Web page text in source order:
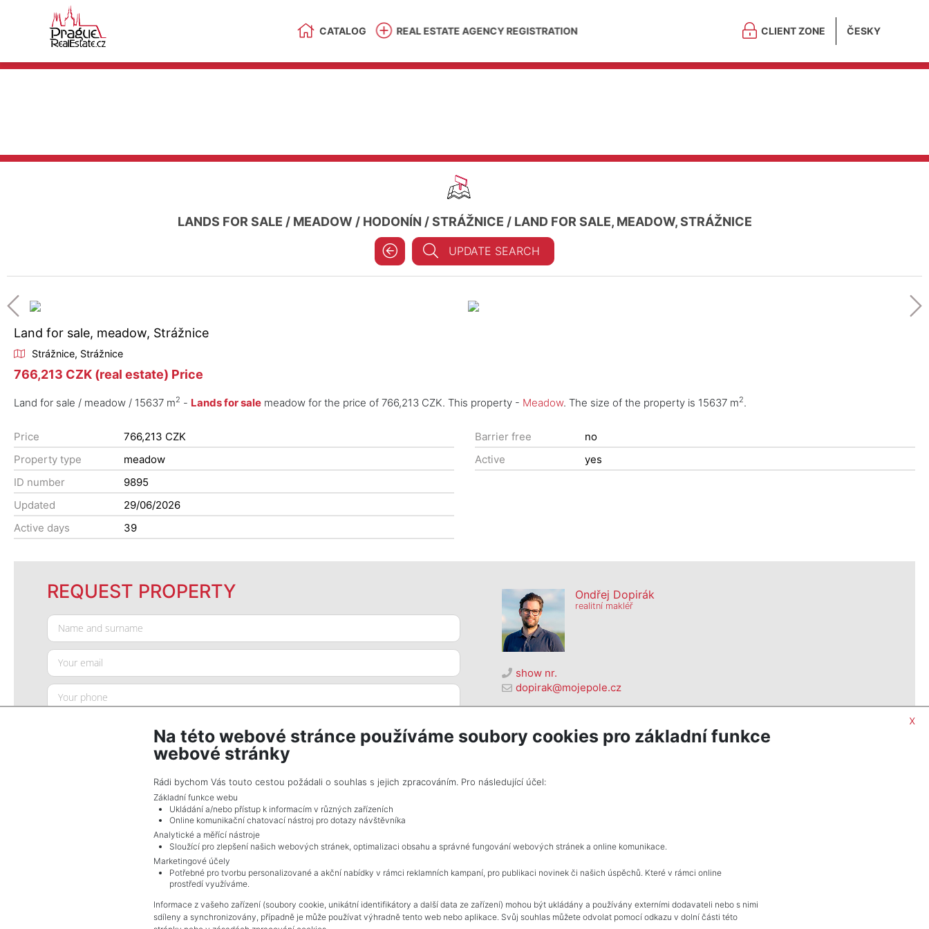
CATALOG REAL ESTATE AGENCY REGISTRATION CLIENT ZONE ČESKY
LANDS FOR SALE / MEADOW / HODONÍN /STRÁŽNICE / LAND FOR SALE, MEADOW, STRÁŽNICE
UPDATE SEARCH
Land for sale, meadow, Strážnice
Strážnice, Strážnice
766,213 CZK (real estate) Price
Land for sale / meadow / 15637 m2 - Lands for sale meadow for the price of 766,213 CZK. This property - Meadow. The size of the property is 15637 m2.
Price
766,213 CZK
Property type
meadow
ID number
9895
Updated
29/06/2026
Active days
39
Barrier free
no
Active
yes
REQUEST PROPERTY
SEND QUERY
By submitting this form, you agree to the privacy policy
Ondřej Dopirák
realitní makléř
show nr.
dopirak@mojepole.cz
Revoluční 1003/3, 11000, Praha
NAVIGACE
Terms and conditions
KONTAKT
Pražské reality
x
Na této webové stránce používáme soubory cookies pro základní funkce
webové stránky
Rádi bychom Vás touto cestou požádali o souhlas s jejich zpracováním. Pro následující účel:
Základní funkce webu
Ukládání a/nebo přístup k informacím v různých zařízeních
Online komunikační chatovací nástroj pro dotazy návštěvníka
Analytické a měřící nástroje
Sloužící pro zlepšení našich webových stránek, optimalizaci obsahu a správné fungování webových stránek a online komunikace.
Marketingové účely
Potřebné pro tvorbu personalizované a akční nabídky v rámci reklamních kampaní, pro publikaci novinek či našich úspěchů. Které v rámci online
prostředí využíváme.
Informace z vašeho zařízení (soubory cookie, unikátní identifikátory a další data ze zařízení) mohou být ukládány a používány externími dodavateli nebo s nimi
sdíleny a synchronizovány, případně je může používat výhradně tento web nebo aplikace. Svůj souhlas můžete odvolat pomocí odkazu v dolní části této